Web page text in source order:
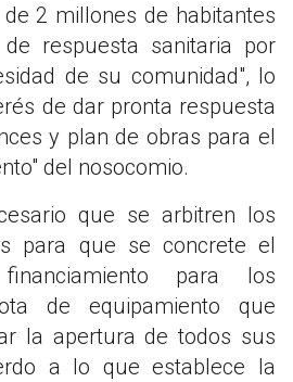
2 millones de habitantes
respuesta sanitaria por
de su comunidad", lo
de dar pronta respuesta
y plan de obras para el
del nosocomio.
que se arbitren los
para que se concrete el
financiamiento para los
de equipamiento que
la apertura de todos sus
a lo que establece la